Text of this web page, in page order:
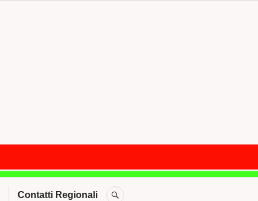
Contatti Regionali CERCA